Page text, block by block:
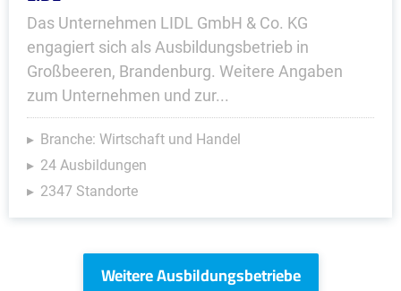
Das Unternehmen LIDL GmbH & Co. KG
engagiert sich als Ausbildungsbetrieb in
Großbeeren, Brandenburg. Weitere Angaben
zum Unternehmen und zur...
Branche: Wirtschaft und Handel
24 Ausbildungen
2347 Standorte
Weitere Ausbildungsbetriebe